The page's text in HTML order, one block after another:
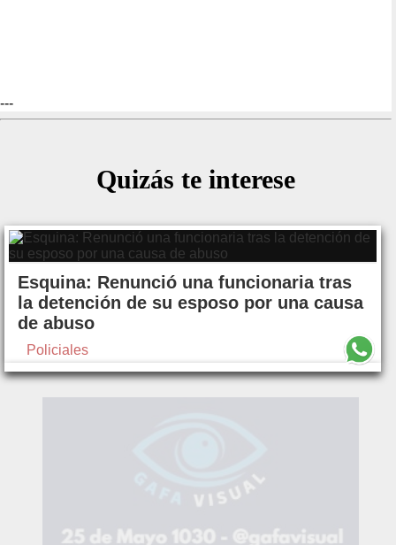
---
Quizás te interese
Esquina: Renunció una funcionaria tras
la detención de su esposo por una causa
de abuso
Policiales